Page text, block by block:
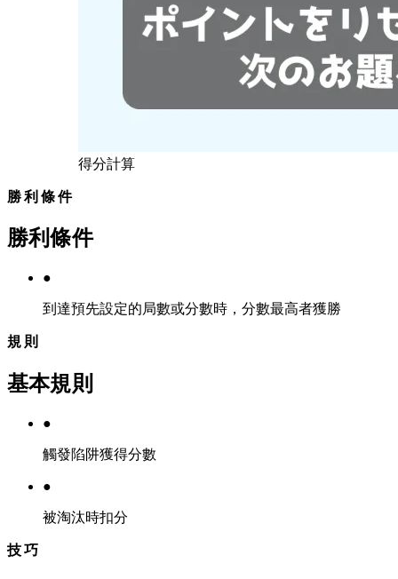
得分計算
勝利條件
勝利條件
●
到達預先設定的局數或分數時，分數最高者獲勝
規則
基本規則
●
觸發陷阱獲得分數
●
被淘汰時扣分
技巧